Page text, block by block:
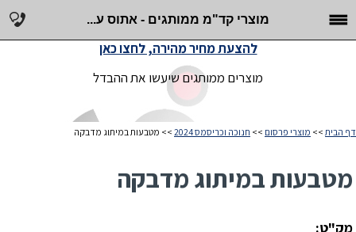
מוצרי קד"מ ממותגים - אתוס ע...
מוצרים ממותגים שיעשו את ההבדל
להצעת מחיר מהירה, לחצו כאן
דף הבית >> מוצרי פרסום >> חנוכה וכריסמס 2024 >> מטבעות במיתוג מדבקה
מטבעות במיתוג מדבקה
מק"ט: